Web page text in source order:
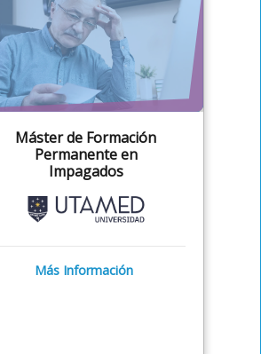
Máster de Formación
Permanente en
Impagados
Más Información